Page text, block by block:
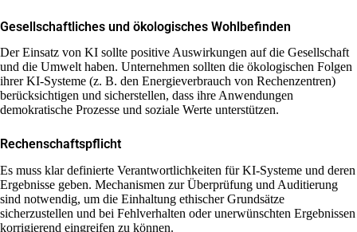
Gesellschaftliches und ökologisches Wohlbefinden
Der Einsatz von KI sollte positive Auswirkungen auf die Gesellschaft
und die Umwelt haben. Unternehmen sollten die ökologischen Folgen
ihrer KI-Systeme (z. B. den Energieverbrauch von Rechenzentren)
berücksichtigen und sicherstellen, dass ihre Anwendungen
demokratische Prozesse und soziale Werte unterstützen.
Rechenschaftspflicht
Es muss klar definierte Verantwortlichkeiten für KI-Systeme und deren
Ergebnisse geben. Mechanismen zur Überprüfung und Auditierung
sind notwendig, um die Einhaltung ethischer Grundsätze
sicherzustellen und bei Fehlverhalten oder unerwünschten Ergebnissen
korrigierend eingreifen zu können.